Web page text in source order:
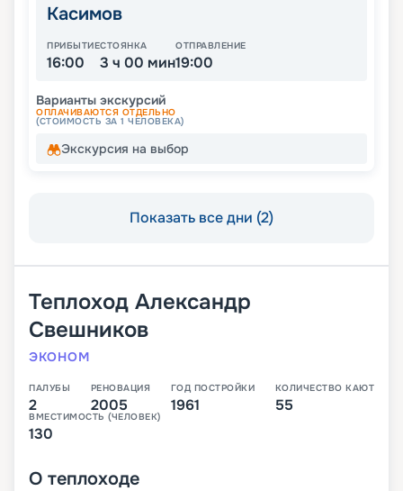
Касимов
ПРИБЫТИЕ
16:00
СТОЯНКА
3 ч 00 мин
ОТПРАВЛЕНИЕ
19:00
Варианты экскурсий
ОПЛАЧИВАЮТСЯ ОТДЕЛЬНО
(СТОИМОСТЬ ЗА 1 ЧЕЛОВЕКА)
Экскурсия на выбор
Показать все дни (2)
Теплоход Александр
Свешников
ЭКОНОМ
ПАЛУБЫ
2
РЕНОВАЦИЯ
2005
ГОД ПОСТРОЙКИ
1961
КОЛИЧЕСТВО КАЮТ
55
ВМЕСТИМОСТЬ (ЧЕЛОВЕК)
130
О теплоходе